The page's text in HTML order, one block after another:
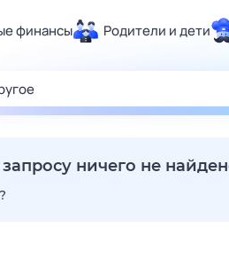
финансы Родители и дети
Развлечения
Спорт
ничего не